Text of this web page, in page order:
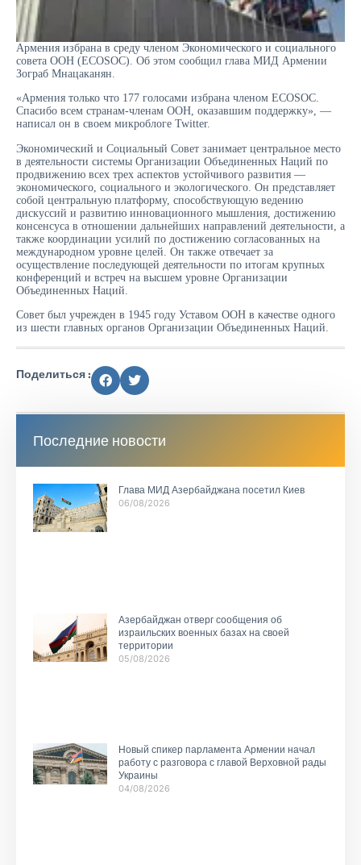
Армения избрана в среду членом Экономического и социального
совета ООН (ECOSOC). Об этом сообщил глава МИД Армении
Зограб Мнацаканян.
«Армения только что 177 голосами избрана членом ECOSOC.
Спасибо всем странам-членам ООН, оказавшим поддержку», —
написал он в своем микроблоге Twitter.
Экономический и Социальный Совет занимает центральное место
в деятельности системы Организации Объединенных Наций по
продвижению всех трех аспектов устойчивого развития —
экономического, социального и экологического. Он представляет
собой центральную платформу, способствующую ведению
дискуссий и развитию инновационного мышления, достижению
консенсуса в отношении дальнейших направлений деятельности, а
также координации усилий по достижению согласованных на
международном уровне целей. Он также отвечает за
осуществление последующей деятельности по итогам крупных
конференций и встреч на высшем уровне Организации
Объединенных Наций.
Совет был учрежден в 1945 году Уставом ООН в качестве одного
из шести главных органов Организации Объединенных Наций.
Поделиться :
Последние новости
Глава МИД Азербайджана посетил Киев
06/08/2026
Азербайджан отверг сообщения об
израильских военных базах на своей
территории
05/08/2026
Новый спикер парламента Армении начал
работу с разговора с главой Верховной рады
Украины
04/08/2026